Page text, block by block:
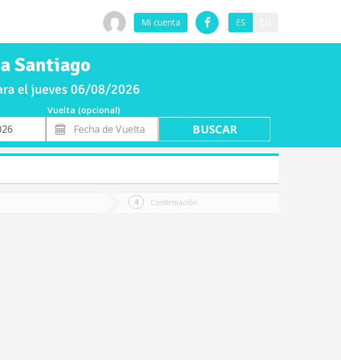
Mi cuenta ES
Santiago
el jueves 06/08/2026
Vuelta (opcional)
Fecha
de
Vuelta
Confirmación